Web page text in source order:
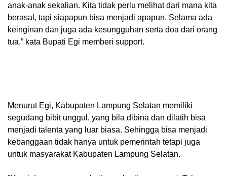
anak-anak sekalian. Kita tidak perlu melihat dari mana kita
berasal, tapi siapapun bisa menjadi apapun. Selama ada
keinginan dan juga ada kesungguhan serta doa dari orang
tua,” kata Bupati Egi memberi support.
Menurut Egi, Kabupaten Lampung Selatan memiliki
segudang bibit unggul, yang bila dibina dan dilatih bisa
menjadi talenta yang luar biasa. Sehingga bisa menjadi
kebanggaan tidak hanya untuk pemerintah tetapi juga
untuk masyarakat Kabupaten Lampung Selatan.